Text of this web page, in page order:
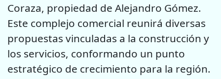
Coraza, propiedad de Alejandro Gómez.
Este complejo comercial reunirá diversas
propuestas vinculadas a la construcción y
los servicios, conformando un punto
estratégico de crecimiento para la región.